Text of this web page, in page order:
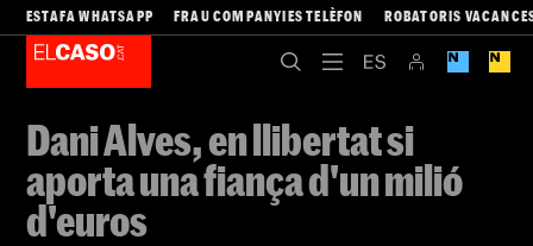
ESTAFA WHATSAPP FRAU COMPANYIES TELÈFON ROBATORIS
Dani Alves, en llibertat si
aporta una fiança d'un milió
d'euros